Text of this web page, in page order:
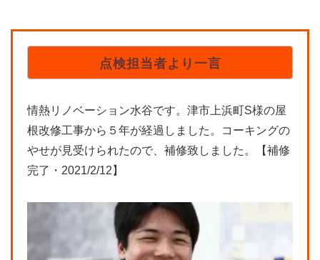
点検担当者より一言
情熱リノベーション水谷です。津市上浜町S様の屋
根改修工事から５年が経過しました。コーキングの
やせが見受けられたので、補修致しました。【補修
完了・2021/2/12】